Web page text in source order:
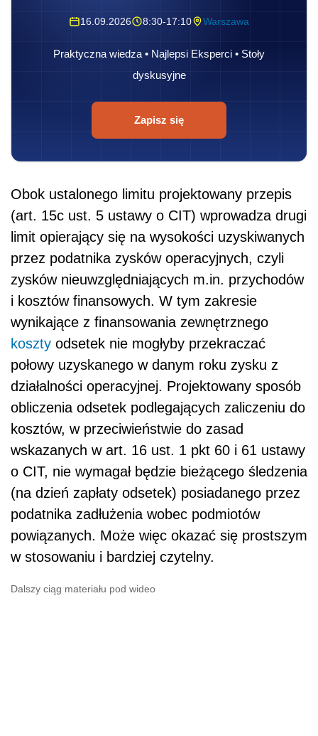
16.09.2026 8:30-17:10 Warszawa
Praktyczna wiedza • Najlepsi Eksperci • Stoły
dyskusyjne
Zapisz się
Obok ustalonego limitu projektowany przepis
(art. 15c ust. 5 ustawy o CIT) wprowadza drugi
limit opierający się na wysokości uzyskiwanych
przez podatnika zysków operacyjnych, czyli
zysków nieuwzględniających m.in. przychodów
i kosztów finansowych. W tym zakresie
wynikające z finansowania zewnętrznego
koszty odsetek nie mogłyby przekraczać
połowy uzyskanego w danym roku zysku z
działalności operacyjnej. Projektowany sposób
obliczenia odsetek podlegających zaliczeniu do
kosztów, w przeciwieństwie do zasad
wskazanych w art. 16 ust. 1 pkt 60 i 61 ustawy
o CIT, nie wymagał będzie bieżącego śledzenia
(na dzień zapłaty odsetek) posiadanego przez
podatnika zadłużenia wobec podmiotów
powiązanych. Może więc okazać się prostszym
w stosowaniu i bardziej czytelny.
Dalszy ciąg materiału pod wideo